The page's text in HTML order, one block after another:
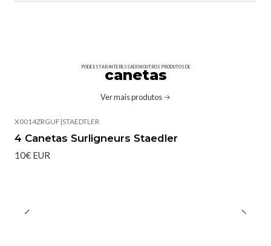
PODE ESTAR INTERESSADO NOUTROS PRODUTOS DE
canetas
Ver mais produtos
X0014ZRGUF |STAEDTLER
4 Canetas Surligneurs Staedler
10€ EUR